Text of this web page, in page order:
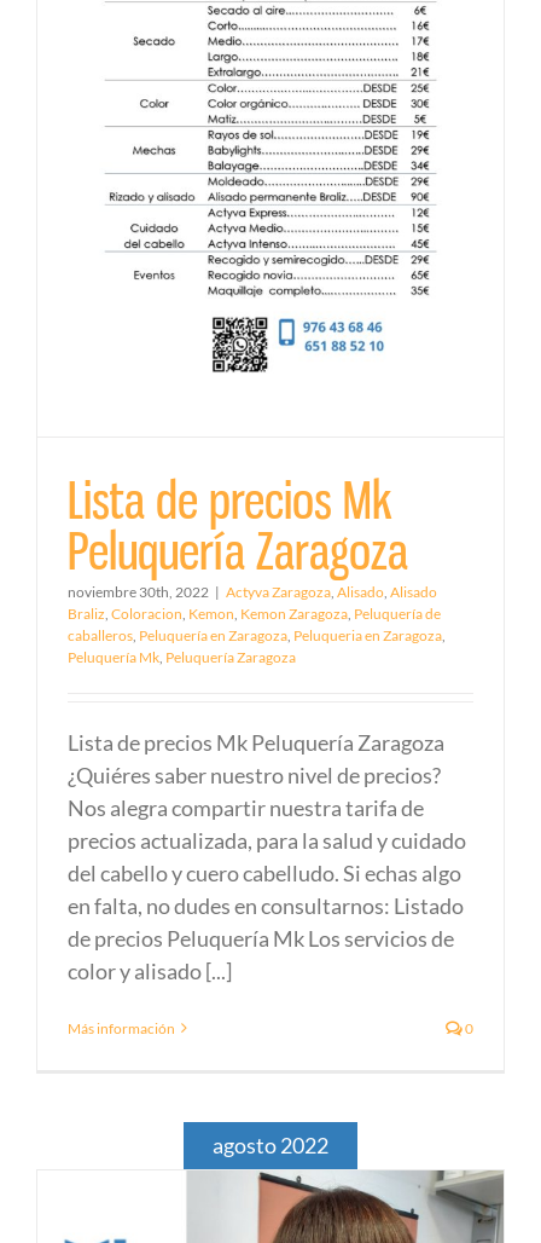
Lista de precios Mk
Peluquería Zaragoza
noviembre 30th, 2022 | Actyva Zaragoza Alisado Alisado
Braliz Coloracion Kemon Kemon Zaragoza Peluquería de
caballeros Peluquería en Zaragoza Peluqueria en Zaragoza
Peluquería Mk Peluquería Zaragoza
Lista de precios Mk Peluquería Zaragoza
¿Quiéres saber nuestro nivel de precios?
Nos alegra compartir nuestra tarifa de
precios actualizada, para la salud y cuidado
del cabello y cuero cabelludo. Si echas algo
en falta, no dudes en consultarnos: Listado
de precios Peluquería Mk Los servicios de
color y alisado [...]
Más información 0
agosto 2022